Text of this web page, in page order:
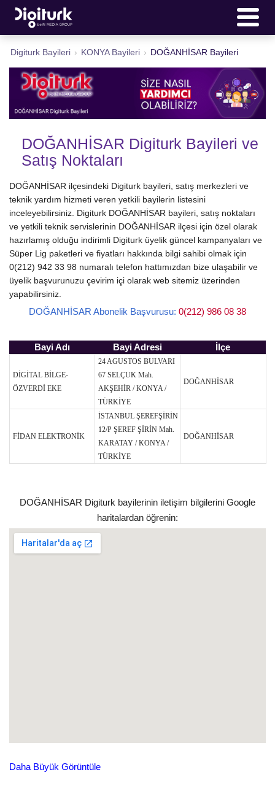
Digiturk Bayileri › KONYA Bayileri › DOĞANHİSAR Bayileri
DOĞANHİSAR Digiturk Bayileri ve
Satış Noktaları
DOĞANHİSAR ilçesindeki Digiturk bayileri, satış merkezleri ve
teknik yardım hizmeti veren yetkili bayilerin listesini
inceleyebilirsiniz. Digiturk DOĞANHİSAR bayileri, satış noktaları
ve yetkili teknik servislerinin DOĞANHİSAR ilçesi için özel olarak
hazırlamış olduğu indirimli Digiturk üyelik güncel kampanyaları ve
Süper Lig paketleri ve fiyatları hakkında bilgi sahibi olmak için
0(212) 942 33 98 numaralı telefon hattımızdan bize ulaşabilir ve
üyelik başvurunuzu çevirim içi olarak web sitemiz üzerinden
yapabilirsiniz.
DOĞANHİSAR Abonelik Başvurusu: 0(212) 986 08 38
Bayi Adı Bayi Adresi İlçe
DİGİTAL BİLGE-
ÖZVERDİ EKE
24 AGUSTOS BULVARI
67 SELÇUK Mah.
AKŞEHİR / KONYA /
TÜRKİYE
DOĞANHİSAR
FİDAN ELEKTRONİK
İSTANBUL ŞEREFŞİRİN
12/P ŞEREF ŞİRİN Mah.
KARATAY / KONYA /
TÜRKİYE
DOĞANHİSAR
DOĞANHİSAR Digiturk bayilerinin iletişim bilgilerini Google
haritalardan öğrenin:
Daha Büyük Görüntüle